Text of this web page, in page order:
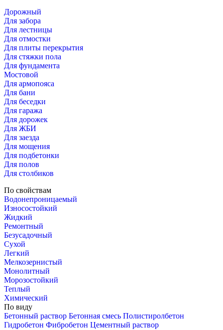
Дорожный
Для забора
Для лестницы
Для отмостки
Для плиты перекрытия
Для стяжки пола
Для фундамента
Мостовой
Для армопояса
Для бани
Для беседки
Для гаража
Для дорожек
Для ЖБИ
Для заезда
Для мощения
Для подбетонки
Для полов
Для столбиков
По свойствам
Водонепроницаемый
Износостойкий
Жидкий
Ремонтный
Безусадочный
Сухой
Легкий
Мелкозернистый
Монолитный
Морозостойкий
Теплый
Химический
По виду
Бетонный раствор Бетонная смесь Полистиролбетон
Гидробетон Фибробетон Цементный раствор